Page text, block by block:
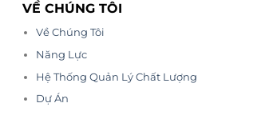
VỀ CHÚNG TÔI
Về Chúng Tôi
Năng Lực
Hệ Thống Quản Lý Chất Lượng
Dự Án